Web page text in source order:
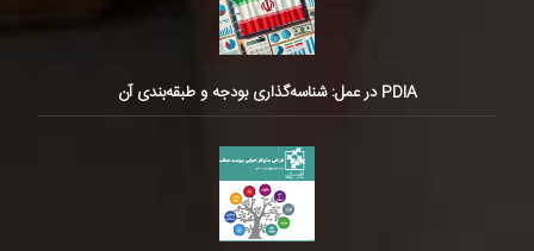
PDIA در عمل: شناسه‌گذاری بودجه و طبقه‌بندی آن